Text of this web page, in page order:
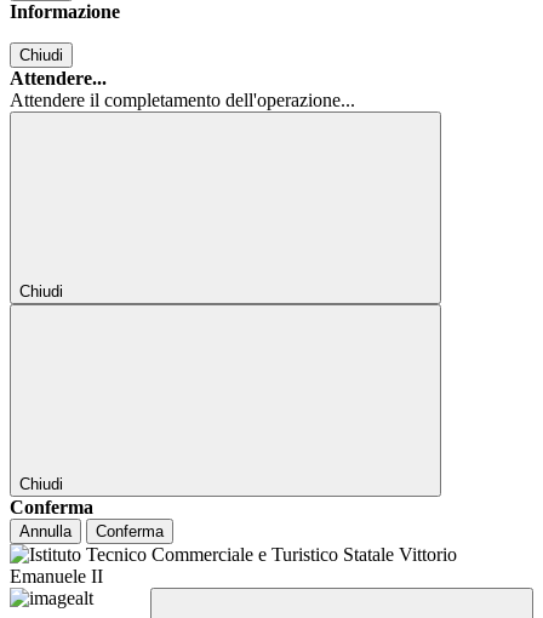
Informazione
Chiudi
Attendere...
Attendere il completamento dell'operazione...
Chiudi
Chiudi
Conferma
Annulla Conferma